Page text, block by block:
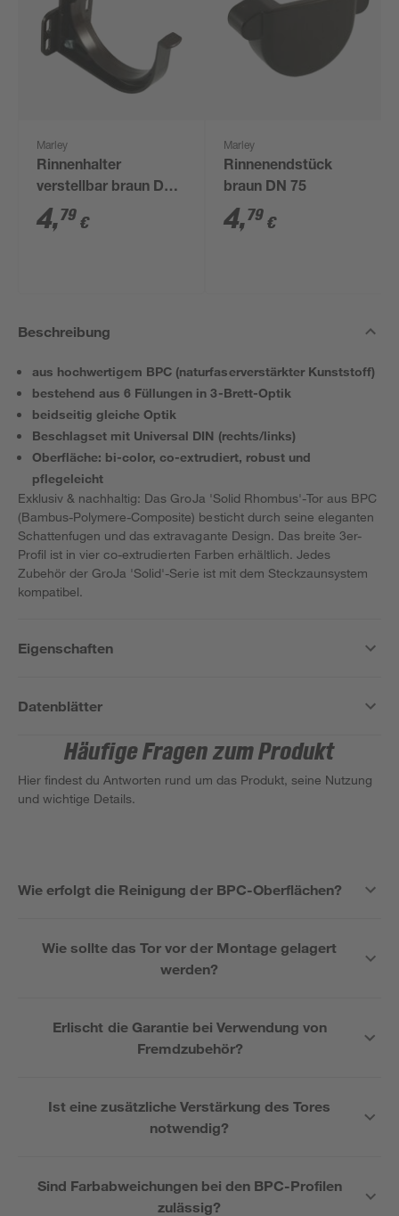
Marley
Rinnenhalter
verstellbar braun DN
75
4,79 €
Marley
Rinnenendstück
braun DN 75
4,79 €
Beschreibung
aus hochwertigem BPC (naturfaserverstärkter Kunststoff)
bestehend aus 6 Füllungen in 3-Brett-Optik
beidseitig gleiche Optik
Beschlagset mit Universal DIN (rechts/links)
Oberfläche: bi-color, co-extrudiert, robust und
pflegeleicht
Exklusiv & nachhaltig: Das GroJa 'Solid Rhombus'-Tor aus BPC
(Bambus-Polymere-Composite) besticht durch seine eleganten
Schattenfugen und das extravagante Design. Das breite 3er-
Profil ist in vier co-extrudierten Farben erhältlich. Jedes
Zubehör der GroJa 'Solid'-Serie ist mit dem Steckzaunsystem
kompatibel.
Eigenschaften
Datenblätter
Häufige Fragen zum Produkt
Hier findest du Antworten rund um das Produkt, seine Nutzung
und wichtige Details.
Wie erfolgt die Reinigung der BPC-Oberflächen?
Wie sollte das Tor vor der Montage gelagert
werden?
Erlischt die Garantie bei Verwendung von
Fremdzubehör?
Ist eine zusätzliche Verstärkung des Tores
notwendig?
Sind Farbabweichungen bei den BPC-Profilen
zulässig?